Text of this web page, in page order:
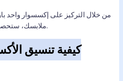
من خلال التركيز على إكسسوار واحد
ملابسك، ستحصلين على مظهر أنيق ومتوازن.
كيفية تنسيق